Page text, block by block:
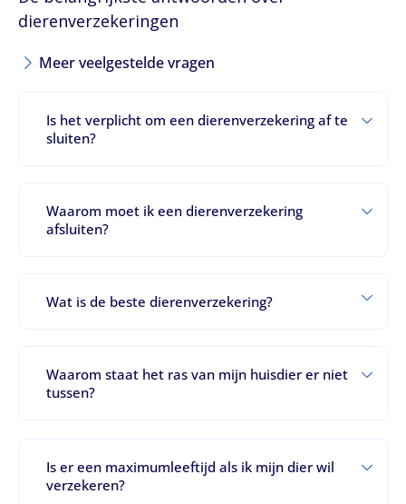
dierenverzekeringen
Meer veelgestelde vragen
Is het verplicht om een dierenverzekering af te
sluiten?
Waarom moet ik een dierenverzekering
afsluiten?
Wat is de beste dierenverzekering?
Waarom staat het ras van mijn huisdier er niet
tussen?
Is er een maximumleeftijd als ik mijn dier wil
verzekeren?